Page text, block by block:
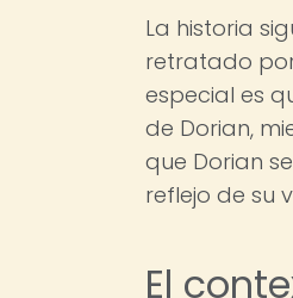
La historia
retratado
especial es
de Dorian,
que Dorian
reflejo de su
El